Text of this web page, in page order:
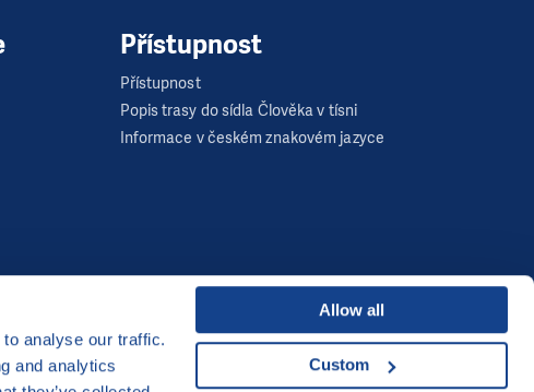
analyse our traffic.
and analytics
Allow all
Custom
Přístupnost
Přístupnost
Popis trasy do sídla Člověka v tísni
Informace v českém znakovém jazyce
Developed by